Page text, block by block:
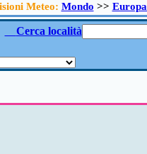
Meteo: Mondo >> Europa
Cerca località